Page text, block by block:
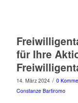
für Ihre
14. März 2024 / 0
Constanze Bartiromo